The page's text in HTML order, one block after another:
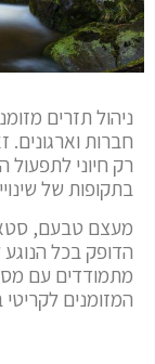
ניהול תזרים
חברות
רק חיוני
בתקופות של
מעצם טבעם,
הדופק בכל
מתמודדים עם
המזומנים לקריטי